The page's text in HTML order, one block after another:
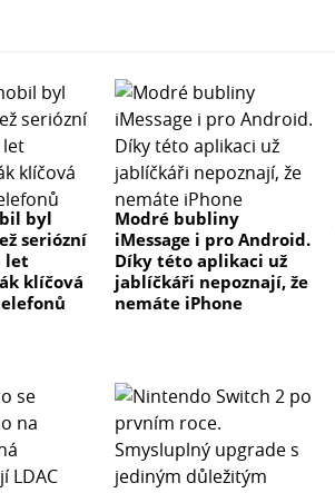
byl
seriózní
let
klíčová
Modré bubliny
iMessage i pro Android.
Díky této aplikaci už
jablíčkáři nepoznají, že
nemáte iPhone